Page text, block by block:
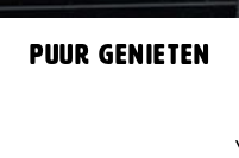
Puur genieten